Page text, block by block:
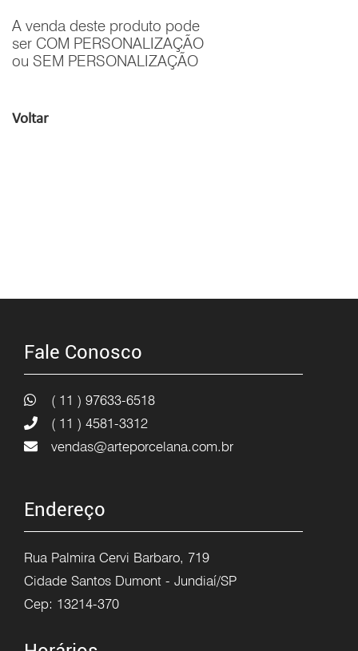
A venda deste produto pode
ser COM PERSONALIZAÇÃO
ou SEM PERSONALIZAÇÃO
Voltar
Fale Conosco
( 11 ) 97633-6518
( 11 ) 4581-3312
vendas@arteporcelana.com.br
Endereço
Rua Palmira Cervi Barbaro, 719
Cidade Santos Dumont - Jundiaí/SP
Cep: 13214-370